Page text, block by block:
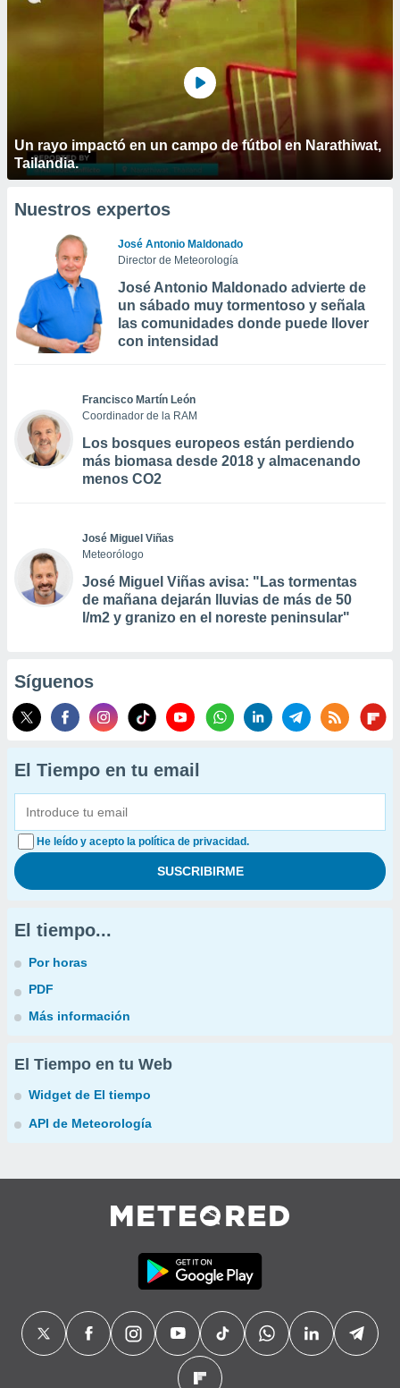
Un rayo impactó en un campo de fútbol en Narathiwat,
Tailandia.
Nuestros expertos
José Antonio Maldonado
Director de Meteorología
José Antonio Maldonado advierte de
un sábado muy tormentoso y señala
las comunidades donde puede llover
con intensidad
Francisco Martín León
Coordinador de la RAM
Los bosques europeos están perdiendo
más biomasa desde 2018 y almacenando
menos CO2
José Miguel Viñas
Meteorólogo
José Miguel Viñas avisa: "Las tormentas
de mañana dejarán lluvias de más de 50
l/m2 y granizo en el noreste peninsular"
Síguenos
El Tiempo en tu email
He leído y acepto la política de privacidad.
El tiempo...
Por horas
PDF
Más información
El Tiempo en tu Web
Widget de El tiempo
API de Meteorología